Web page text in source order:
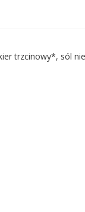
trzcinowy*, sól